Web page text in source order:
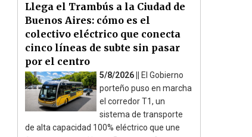
Llega el Trambús a la Ciudad de
Buenos Aires: cómo es el
colectivo eléctrico que conecta
cinco líneas de subte sin pasar
por el centro
5/8/2026 ||
El Gobierno
porteño puso en marcha
el corredor T1, un
sistema de transporte
de alta capacidad 100% eléctrico que une